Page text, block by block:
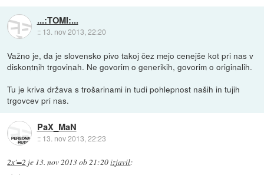
...:TOMI:...
:: 13. nov 2013, 22:20
Važno je, da je slovensko pivo takoj čez mejo cenejše kot pri nas v
diskontnih trgovinah. Ne govorim o generikih, govorim o originalih.
Tu je kriva država s trošarinami in tudi pohlepnost naših in tujih
trgovcev pri nas.
PaX_MaN
:: 13. nov 2013, 22:23
2x'=2 je 13. nov 2013 ob 21:20izjavil: